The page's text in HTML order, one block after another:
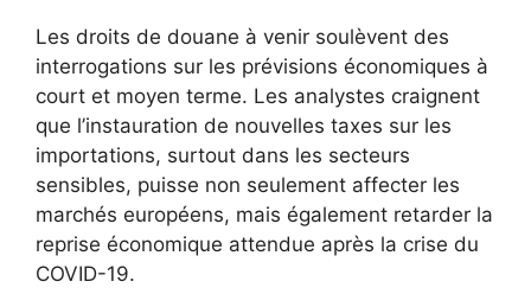
Les droits de douane à venir soulèvent des
interrogations sur les prévisions économiques à
court et moyen terme. Les analystes craignent
que l’instauration de nouvelles taxes sur les
importations, surtout dans les secteurs
sensibles, puisse non seulement affecter les
marchés européens, mais également retarder la
reprise économique attendue après la crise du
COVID-19.